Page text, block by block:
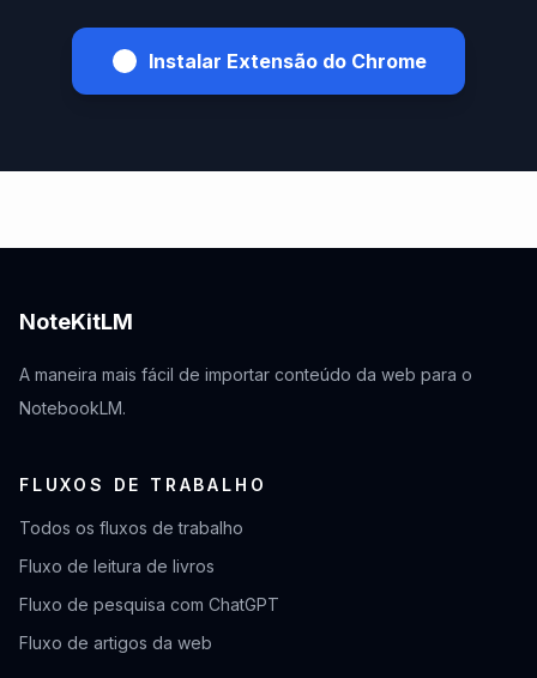
Instalar Extensão do Chrome
NoteKitLM
A maneira mais fácil de importar conteúdo da web para o
NotebookLM.
FLUXOS DE TRABALHO
Todos os fluxos de trabalho
Fluxo de leitura de livros
Fluxo de pesquisa com ChatGPT
Fluxo de artigos da web